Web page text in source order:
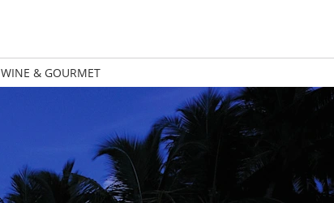
WINE & GOURMET